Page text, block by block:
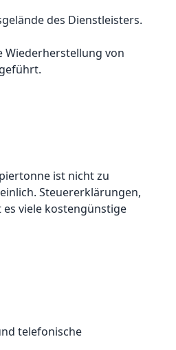
des Dienstleisters.
Wiederherstellung von
ist nicht zu
Steuererklärungen,
viele kostengünstige
telefonische